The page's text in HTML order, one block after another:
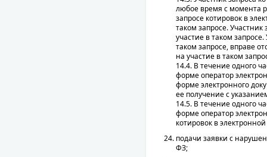
любое время с момента
запросе котировок в
таком запросе. Участник
участие в таком
таком запросе, вправе
на участие в таком
14.4. В течение одного
форме оператор
форме электронного
ее получение с
14.5. В течение одного
форме оператор
котировок в
подачи заявки с
ФЗ;